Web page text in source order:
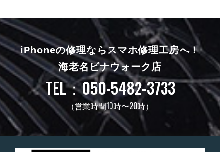
iPhoneの修理ならスマホ修理工房へ！
海老名ビナウォーク店
TEL：050-5482-3733
（営業時間10時〜20時）